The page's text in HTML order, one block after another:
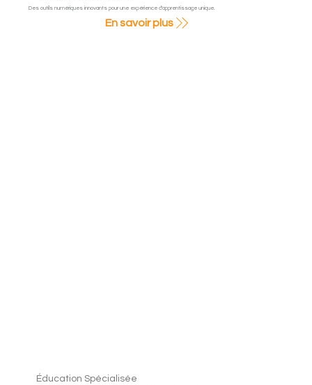
Éducation Spécialisée
Des outils numériques innovants pour une expérience d'apprentissage unique.
En savoir plus